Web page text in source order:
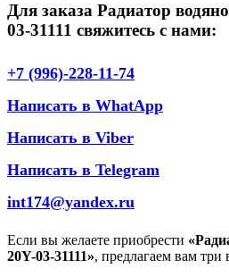
Для заказа Радиатор
03-31111 свяжитесь с нами:
+7 (996)-228-11-74
Написать в WhatApp
Написать в Viber
Написать в Telegram
int174@yandex.ru
Если вы желаете приобрести
20Y-03-31111», предлагаем вам три